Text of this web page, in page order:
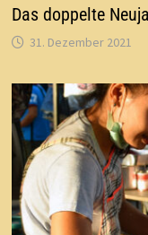
Das doppelte
31. Dezember 2021